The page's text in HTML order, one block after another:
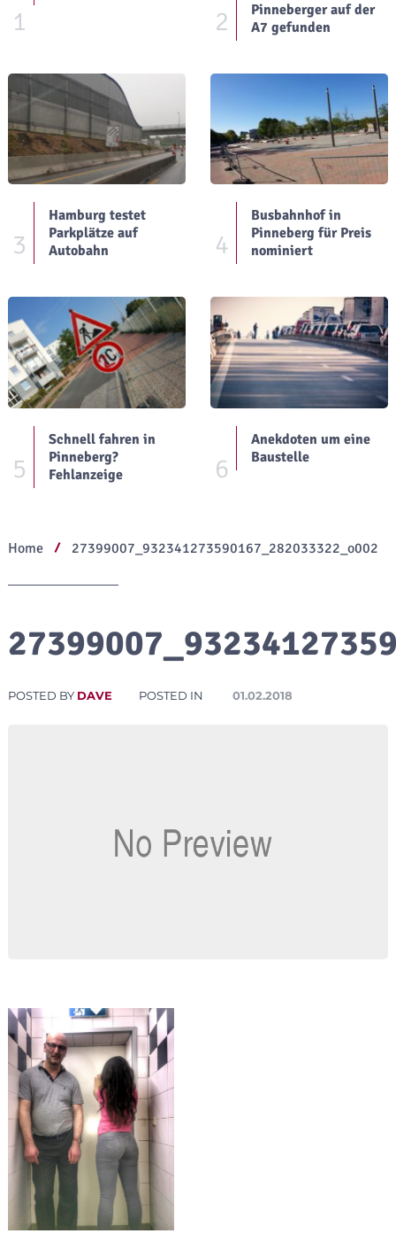
1 2
Pinneberger auf der
A7 gefunden
3
Hamburg testet
Parkplätze auf
Autobahn
4
Busbahnhof in
Pinneberg für Preis
nominiert
5
Schnell fahren in
Pinneberg?
Fehlanzeige
6
Anekdoten um eine
Baustelle
Home 27399007_932341273590167_282033322_o002
POSTED BY DAVE POSTED IN 01.02.2018